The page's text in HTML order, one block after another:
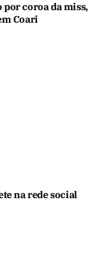
coroa da miss,
Coari
na rede social